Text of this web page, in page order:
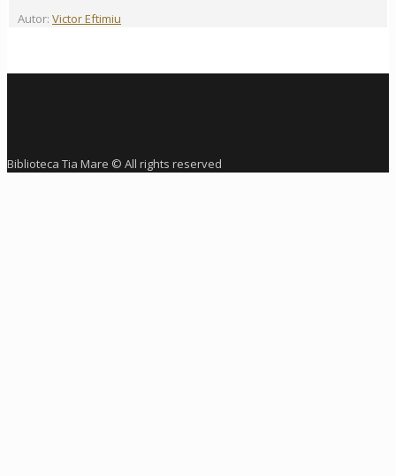
Autor: Victor Eftimiu
Biblioteca Tia Mare © All rights reserved